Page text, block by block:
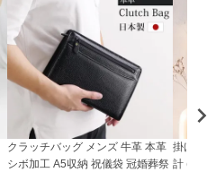
クラッチバッグ メンズ 牛革 本革
シボ加工 A5収納 祝儀袋 冠婚葬祭
掛け時
計